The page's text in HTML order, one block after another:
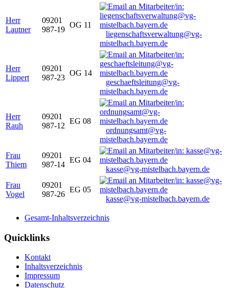
Herr
Lautner
09201
987-19
OG 11
liegenschaftsverwaltung@vg-
mistelbach.bayern.de
Herr
Lippert
09201
987-23
OG 14
geschaeftsleitung@vg-
mistelbach.bayern.de
Herr
Rauh
09201
987-12
EG 08
ordnungsamt@vg-
mistelbach.bayern.de
Frau
Thiem
09201
987-14
EG 04
kasse@vg-mistelbach.bayern.de
Frau
Vogel
09201
987-26
EG 05
kasse@vg-mistelbach.bayern.de
Gesamt-Inhaltsverzeichnis
Quicklinks
Kontakt
Inhaltsverzeichnis
Impressum
Datenschutz